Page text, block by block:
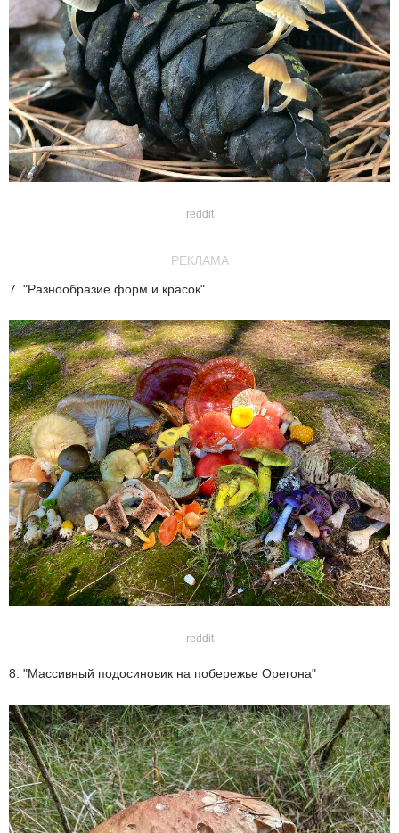
reddit
РЕКЛАМА
7. "Разнообразие форм и красок"
reddit
8. "Массивный подосиновик на побережье Орегона"